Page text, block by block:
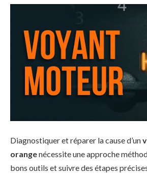
Diagnostiquer et réparer la cause d’un
orangenécessite une approche
bons outils et suivre des étapes